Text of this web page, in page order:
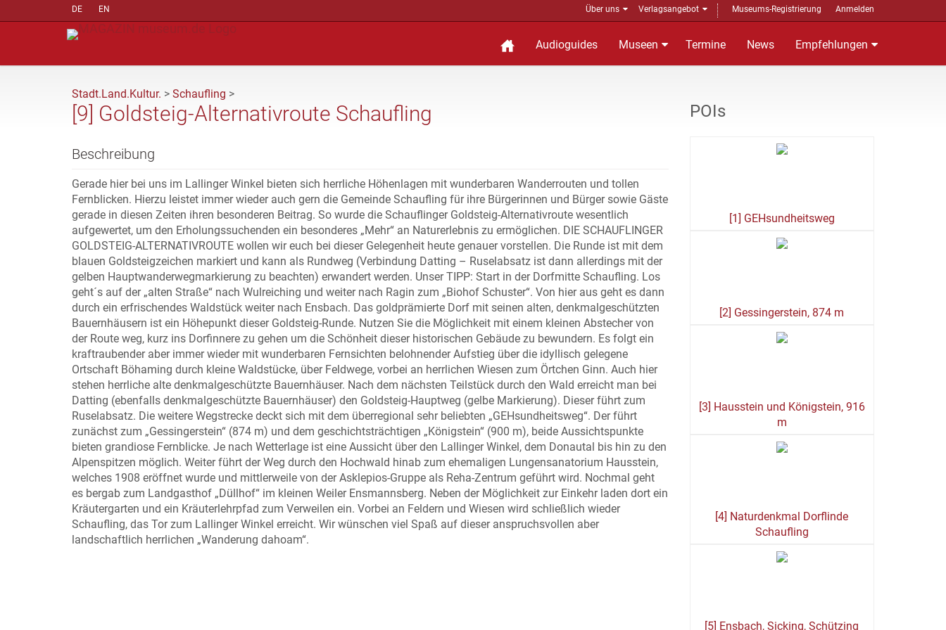
DE EN Über uns Verlagsangebot Museums-Registrierung Anmelden
Audioguides Museen Termine News Empfehlungen
Stadt.Land.Kultur. > Schaufling >
[9] Goldsteig-Alternativroute Schaufling
Beschreibung
Gerade hier bei uns im Lallinger Winkel bieten sich herrliche Höhenlagen mit wunderbaren Wanderrouten und tollen
Fernblicken. Hierzu leistet immer wieder auch gern die Gemeinde Schaufling für ihre Bürgerinnen und Bürger sowie Gäste
gerade in diesen Zeiten ihren besonderen Beitrag. So wurde die Schauflinger Goldsteig-Alternativroute wesentlich
aufgewertet, um den Erholungssuchenden ein besonderes „Mehr“ an Naturerlebnis zu ermöglichen. DIE SCHAUFLINGER
GOLDSTEIG-ALTERNATIVROUTE wollen wir euch bei dieser Gelegenheit heute genauer vorstellen. Die Runde ist mit dem
blauen Goldsteigzeichen markiert und kann als Rundweg (Verbindung Datting – Ruselabsatz ist dann allerdings mit der
gelben Hauptwanderwegmarkierung zu beachten) erwandert werden. Unser TIPP: Start in der Dorfmitte Schaufling. Los
geht´s auf der „alten Straße“ nach Wulreiching und weiter nach Ragin zum „Biohof Schuster“. Von hier aus geht es dann
durch ein erfrischendes Waldstück weiter nach Ensbach. Das goldprämierte Dorf mit seinen alten, denkmalgeschützten
Bauernhäusern ist ein Höhepunkt dieser Goldsteig-Runde. Nutzen Sie die Möglichkeit mit einem kleinen Abstecher von
der Route weg, kurz ins Dorfinnere zu gehen um die Schönheit dieser historischen Gebäude zu bewundern. Es folgt ein
kraftraubender aber immer wieder mit wunderbaren Fernsichten belohnender Aufstieg über die idyllisch gelegene
Ortschaft Böhaming durch kleine Waldstücke, über Feldwege, vorbei an herrlichen Wiesen zum Örtchen Ginn. Auch hier
stehen herrliche alte denkmalgeschützte Bauernhäuser. Nach dem nächsten Teilstück durch den Wald erreicht man bei
Datting (ebenfalls denkmalgeschützte Bauernhäuser) den Goldsteig-Hauptweg (gelbe Markierung). Dieser führt zum
Ruselabsatz. Die weitere Wegstrecke deckt sich mit dem überregional sehr beliebten „GEHsundheitsweg“. Der führt
zunächst zum „Gessingerstein“ (874 m) und dem geschichtsträchtigen „Königstein“ (900 m), beide Aussichtspunkte
bieten grandiose Fernblicke. Je nach Wetterlage ist eine Aussicht über den Lallinger Winkel, dem Donautal bis hin zu den
Alpenspitzen möglich. Weiter führt der Weg durch den Hochwald hinab zum ehemaligen Lungensanatorium Hausstein,
welches 1908 eröffnet wurde und mittlerweile von der Asklepios-Gruppe als Reha-Zentrum geführt wird. Nochmal geht
es bergab zum Landgasthof „Düllhof“ im kleinen Weiler Ensmannsberg. Neben der Möglichkeit zur Einkehr laden dort ein
Kräutergarten und ein Kräuterlehrpfad zum Verweilen ein. Vorbei an Feldern und Wiesen wird schließlich wieder
Schaufling, das Tor zum Lallinger Winkel erreicht. Wir wünschen viel Spaß auf dieser anspruchsvollen aber
landschaftlich herrlichen „Wanderung dahoam“.
POIs
[1] GEHsundheitsweg
[2] Gessingerstein, 874 m
[3] Hausstein und Königstein, 916
m
[4] Naturdenkmal Dorflinde
Schaufling
[5] Ensbach, Sicking, Schützing